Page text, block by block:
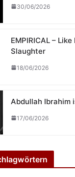
30/06/2026
EMPIRICAL –
Slaughter
18/06/2026
Abdullah Ibrahim
17/06/2026